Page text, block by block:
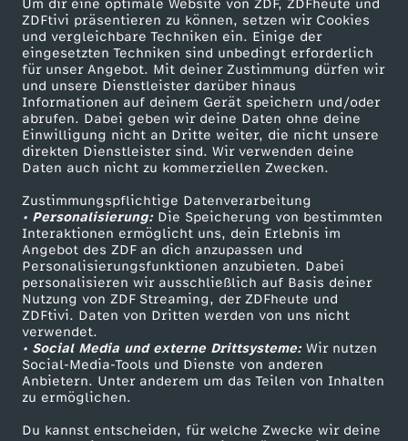
Um dir eine optimale Website von ZDF, ZDFheute und
ZDFtivi präsentieren zu können, setzen wir Cookies
und vergleichbare Techniken ein. Einige der
eingesetzten Techniken sind unbedingt erforderlich
für unser Angebot. Mit deiner Zustimmung dürfen wir
und unsere Dienstleister darüber hinaus
Informationen auf deinem Gerät speichern und/oder
abrufen. Dabei geben wir deine Daten ohne deine
Einwilligung nicht an Dritte weiter, die nicht unsere
direkten Dienstleister sind. Wir verwenden deine
Daten auch nicht zu kommerziellen Zwecken.
Zustimmungspflichtige Datenverarbeitung
• Personalisierung:Die Speicherung von bestimmten
Interaktionen ermöglicht uns, dein Erlebnis im
Angebot des ZDF an dich anzupassen und
Personalisierungsfunktionen anzubieten. Dabei
personalisieren wir ausschließlich auf Basis deiner
Nutzung von ZDF Streaming, der ZDFheute und
ZDFtivi. Daten von Dritten werden von uns nicht
verwendet.
• Social Media und externe Drittsysteme:Wir nutzen
Social-Media-Tools und Dienste von anderen
Anbietern. Unter anderem um das Teilen von Inhalten
zu ermöglichen.
Du kannst entscheiden, für welche Zwecke wir deine
s
"
-
T
h
e
a
t
e
r
Mehr ZDF
ZDF-Apps
Smart TV
ZDFtext
Livestreams
Sendungen A-Z
TV-Programm
Service
ZDFmitreden
Kontakt zum ZDF
Tickets
Zuschauerservice
Hilfe
ZDF Unternehmen
Karriere